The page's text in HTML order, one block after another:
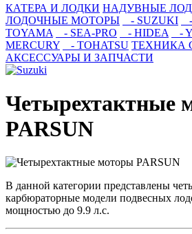
КАТЕРА И ЛОДКИ НАДУВНЫЕ
ЛОДОЧНЫЕ МОТОРЫ
- SUZUKI
TOYAMA
- SEA-PRO - HIDEA -
MERCURY
- TOHATSU ТЕХНИКА
АКСЕССУАРЫ И ЗАПЧАСТИ
Четырехтактные
PARSUN
В данной категории представлены
карбюраторные модели подвесных
мощностью до 9.9 л.с.